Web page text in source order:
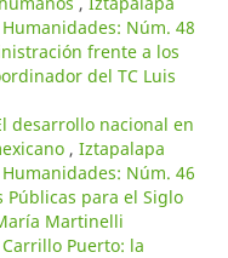
Núm. 48
frente a los
del TC Luis
desarrollo nacional en
, Iztapalapa
Núm. 46
Públicas para el Siglo
Martinelli
Puerto: la